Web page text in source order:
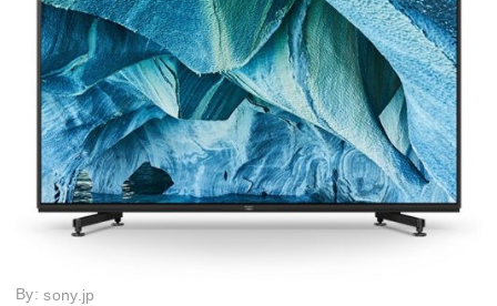
By: sony.jp